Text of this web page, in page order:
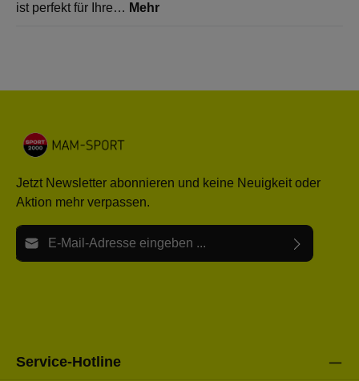
ist perfekt für Ihre… Mehr
Jetzt Newsletter abonnieren und keine Neuigkeit oder
Aktion mehr verpassen.
E-Mail-Adresse*
Service-Hotline